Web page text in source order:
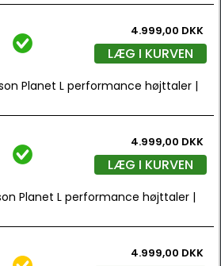
4.999,00 DKK
LÆG I KURVEN
Planet L performance højttaler |
4.999,00 DKK
LÆG I KURVEN
Planet L performance højttaler |
4.999,00 DKK